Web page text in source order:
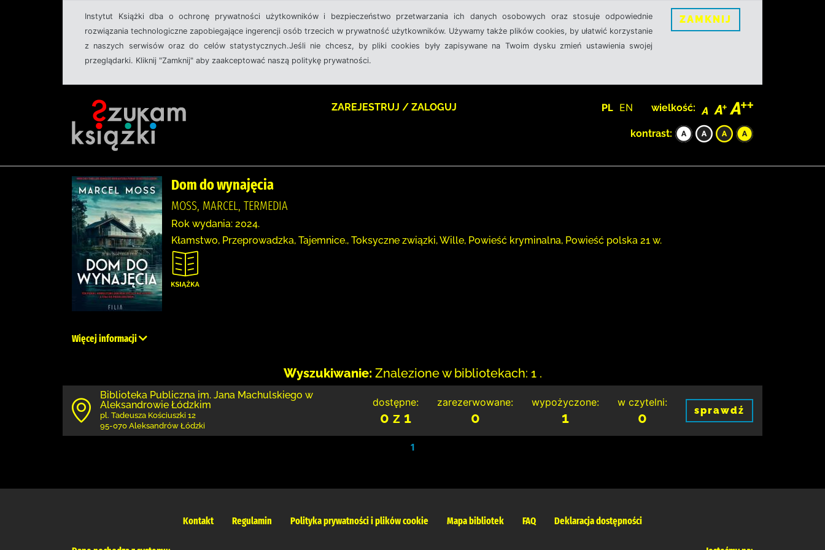
Instytut Książki dba o ochronę prywatności użytkowników i bezpieczeństwo przetwarzania ich danych osobowych oraz stosuje odpowiednie
rozwiązania technologiczne zapobiegające ingerencji osób trzecich w prywatność użytkowników. Używamy także plików cookies, by ułatwić korzystanie
z naszych serwisów oraz do celów statystycznych.Jeśli nie chcesz, by pliki cookies były zapisywane na Twoim dysku zmień ustawienia swojej
przeglądarki. Kliknij "Zamknij" aby zaakceptować naszą politykę prywatności.
ZAMKNIJ
ZAREJESTRUJ / ZALOGUJ PL EN wielkość:
kontrast:
Dom do wynajęcia
MOSS, MARCEL, TERMEDIA
Rok wydania: 2024.
Kłamstwo, Przeprowadzka, Tajemnice., Toksyczne związki, Wille, Powieść kryminalna, Powieść polska 21 w.
Więcej informacji
Wyszukiwanie: Znalezione w bibliotekach: 1 .
Biblioteka Publiczna im. Jana Machulskiego w
Aleksandrowie Łódzkim
pl. Tadeusza Kościuszki 12
95-070 Aleksandrów Łódzki
dostępne:
0 z 1
zarezerwowane:
0
wypożyczone:
1
w czytelni:
0 sprawdź
1
Kontakt Regulamin Polityka prywatności i plików cookie Mapa bibliotek FAQ Deklaracja dostępności